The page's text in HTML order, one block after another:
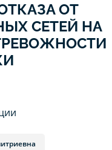
ОТ
СЕТЕЙ НА